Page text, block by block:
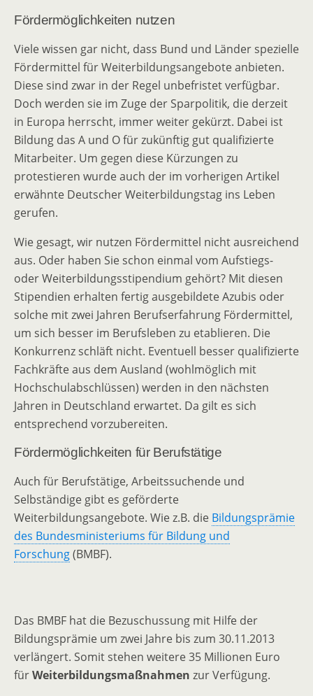
Fördermöglichkeiten nutzen
Viele wissen gar nicht, dass Bund und Länder spezielle
Fördermittel für Weiterbildungsangebote anbieten.
Diese sind zwar in der Regel unbefristet verfügbar.
Doch werden sie im Zuge der Sparpolitik, die derzeit
in Europa herrscht, immer weiter gekürzt. Dabei ist
Bildung das A und O für zukünftig gut qualifizierte
Mitarbeiter. Um gegen diese Kürzungen zu
protestieren wurde auch der im vorherigen Artikel
erwähnte Deutscher Weiterbildungstag ins Leben
gerufen.
Wie gesagt, wir nutzen Fördermittel nicht ausreichend
aus. Oder haben Sie schon einmal vom Aufstiegs-
oder Weiterbildungsstipendium gehört? Mit diesen
Stipendien erhalten fertig ausgebildete Azubis oder
solche mit zwei Jahren Berufserfahrung Fördermittel,
um sich besser im Berufsleben zu etablieren. Die
Konkurrenz schläft nicht. Eventuell besser qualifizierte
Fachkräfte aus dem Ausland (wohlmöglich mit
Hochschulabschlüssen) werden in den nächsten
Jahren in Deutschland erwartet. Da gilt es sich
entsprechend vorzubereiten.
Fördermöglichkeiten für Berufstätige
Auch für Berufstätige, Arbeitssuchende und
Selbständige gibt es geförderte
Weiterbildungsangebote. Wie z.B. die Bildungsprämie
des Bundesministeriums für Bildung und
Forschung(BMBF).
Das BMBF hat die Bezuschussung mit Hilfe der
Bildungsprämie um zwei Jahre bis zum 30.11.2013
verlängert. Somit stehen weitere 35 Millionen Euro
fürWeiterbildungsmaßnahmen zur Verfügung.